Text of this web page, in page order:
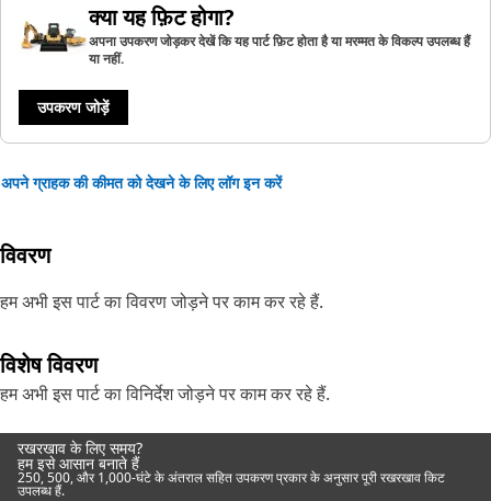
क्या यह फ़िट होगा?
अपना उपकरण जोड़कर देखें कि यह पार्ट फ़िट होता है या मरम्मत के विकल्प उपलब्ध हैं
या नहीं.
उपकरण जोड़ें
अपने ग्राहक की कीमत को देखने के लिए लॉग इन करें
विवरण
हम अभी इस पार्ट का विवरण जोड़ने पर काम कर रहे हैं.
विशेष विवरण
हम अभी इस पार्ट का विनिर्देश जोड़ने पर काम कर रहे हैं.
रखरखाव के लिए समय?
हम इसे आसान बनाते हैं
250, 500, और 1,000-घंटे के अंतराल सहित उपकरण प्रकार के अनुसार पूरी रखरखाव किट
उपलब्ध हैं.